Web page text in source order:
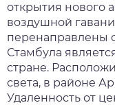
открытия нового
воздушной
перенаправлены
Стамбула
стране.
света, в районе
Удаленность от